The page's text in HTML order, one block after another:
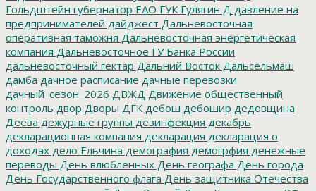
Гольдштейн губернатор ЕАО ГУК Гулягин Д давление на
предпринимателей дайджест Дальневосточная
оперативная таможня Дальневосточная энергетическая
компания Дальневосточное ГУ Банка России
дальневосточный гектар Дальний Восток Дальсельмаш
дамба дачное расписание дачные перевозки
дачный_сезон_2026 ДВЖД Движение общественный
контроль двор Дворы ДГК дебош дебошир дедовщина
Деева дежурные группы дезинфекция декабрь
декларационная компания декларация декларация о
доходах дело Ельчина демография демогрфия денежные
переводы День влюбленных День географа День города
День Государственного флага День защитника Отечества